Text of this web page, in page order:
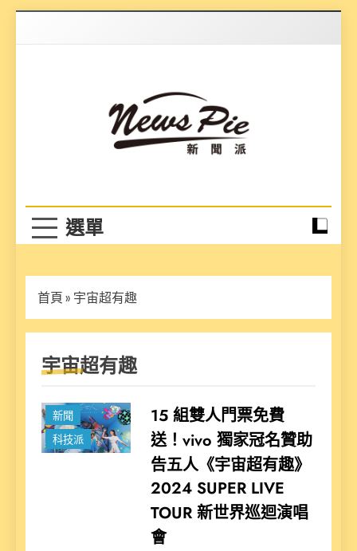
首頁 » 宇宙超有趣
宇宙超有趣
新聞
科技派
15 組雙人門票免費
送！vivo 獨家冠名贊助
告五人《宇宙超有趣》
2024 SUPER LIVE
TOUR 新世界巡迴演唱
會